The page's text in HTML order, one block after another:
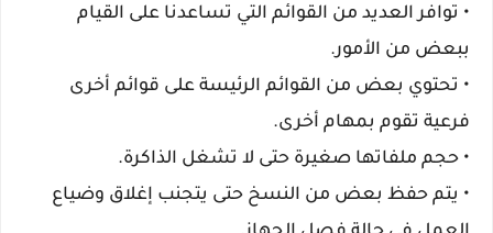
• توافر العديد من القوائم التي تساعدنا على القيام
ببعض من الأمور.
• تحتوي بعض من القوائم الرئيسة على قوائم أخرى
فرعية تقوم بمهام أخرى.
• حجم ملفاتها صغيرة حتى لا تشغل الذاكرة.
• يتم حفظ بعض من النسخ حتى يتجنب إغلاق وضياع